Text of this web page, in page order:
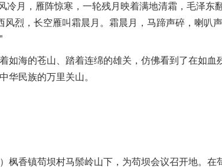
月，雁阵惊寒，一轮残月映着满地清霜，毛泽东
烈，长空雁叫霜晨月。霜晨月，马蹄声碎，喇叭
海的苍山、踏着连绵的雄关，仿佛看到了在如血
华民族的万里关山。
香镇苟坝村马鬃岭山下，为苟坝会议召开地。在